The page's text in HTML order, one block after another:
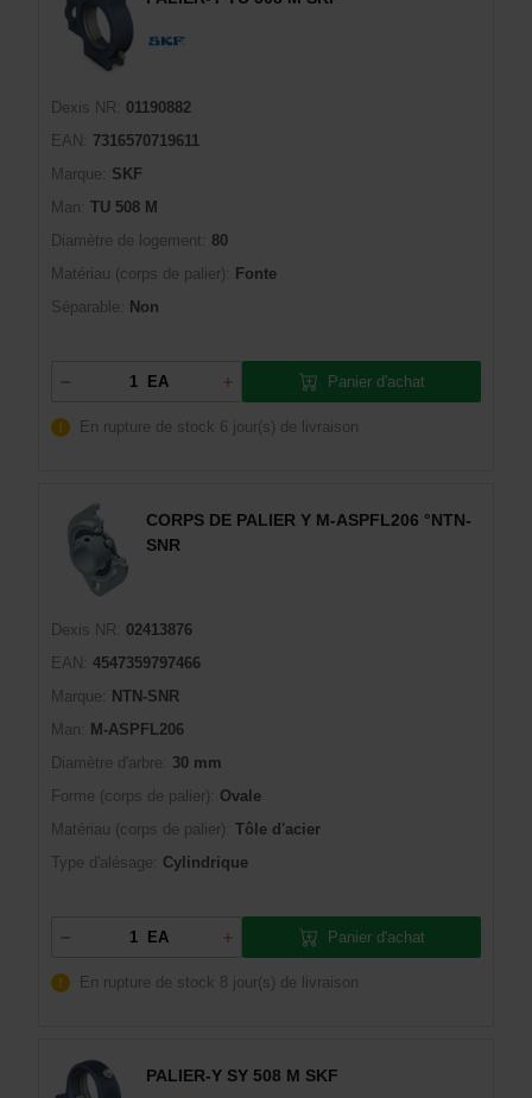
Dexis NR:
01190882
EAN:
7316570719611
Marque:
SKF
Man: TU 508 M
Diamètre de logement:
80
Matériau (corps de palier):
Fonte
Séparable:
Non
EA Panier d'achat
En rupture de stock 6 jour(s) de livraison
CORPS DE PALIER Y M-ASPFL206 °NTN-
SNR
Dexis NR:
02413876
EAN:
4547359797466
Marque:
NTN-SNR
Man:
M-ASPFL206
Diamètre d'arbre:
30 mm
Forme (corps de palier):
Ovale
Matériau (corps de palier): Tôle d'acier
Type d'alésage:
Cylindrique
EA Panier d'achat
En rupture de stock 8 jour(s) de livraison
PALIER-Y SY 508 M SKF